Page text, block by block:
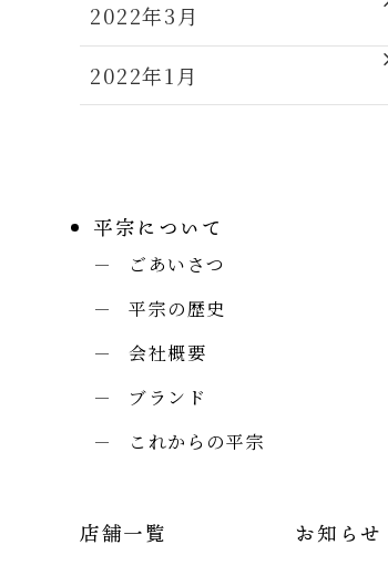
2022年3月
2022年1月
平宗について
ごあいさつ
平宗の歴史
会社概要
ブランド
これからの平宗
店舗一覧 お知らせ